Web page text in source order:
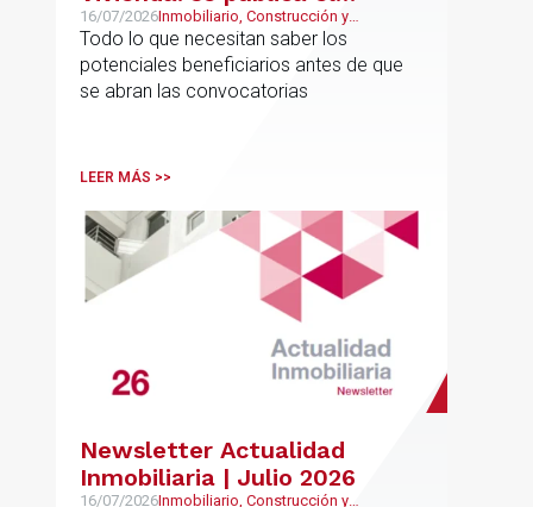
proyecto de bases
reguladoras
16/07/2026Inmobiliario, Construcción y
Urbanismo
Todo lo que necesitan saber los
potenciales beneficiarios antes de que
se abran las convocatorias
LEER MÁS >>
Newsletter Actualidad
Inmobiliaria | Julio 2026
16/07/2026Inmobiliario, Construcción y